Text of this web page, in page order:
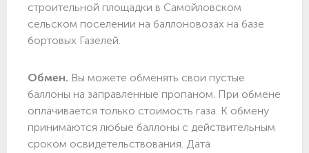
строительной площадки в Самойловском
сельском поселении на баллоновозах на базе
бортовых Газелей.
Обмен. Вы можете обменять свои пустые
баллоны на заправленные пропаном. При обмене
оплачивается только стоимость газа. К обмену
принимаются любые баллоны с действительным
сроком освидетельствования. Дата